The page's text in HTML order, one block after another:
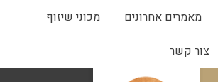
מאמרים אחרונים
מכוני שיזוף
צור קשר